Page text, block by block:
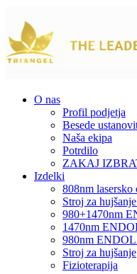
O nas
Profil podjetja
Besede
Naša ekipa
Potrdilo
ZAKAJ
Izdelki
808nm lasersko
Stroj za
980+1470nm
1470nm
980nm
Stroj za hujšanje
Fizioterapija